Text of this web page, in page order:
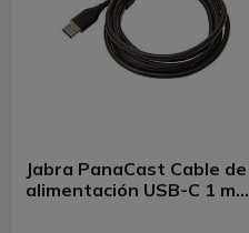
Jabra PanaCast Cable de
alimentación USB-C 1 m